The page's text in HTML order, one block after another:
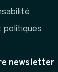
politiques
newsletter